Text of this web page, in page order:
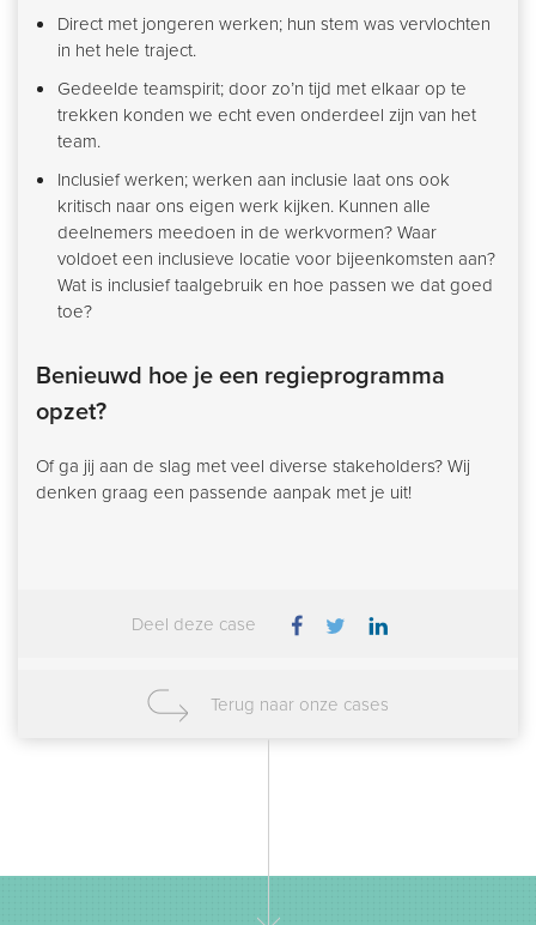
Direct met jongeren werken; hun stem was vervlochten
in het hele traject.
Gedeelde teamspirit; door zo’n tijd met elkaar op te
trekken konden we echt even onderdeel zijn van het
team.
Inclusief werken; werken aan inclusie laat ons ook
kritisch naar ons eigen werk kijken. Kunnen alle
deelnemers meedoen in de werkvormen? Waar
voldoet een inclusieve locatie voor bijeenkomsten aan?
Wat is inclusief taalgebruik en hoe passen we dat goed
toe?
Benieuwd hoe je een regieprogramma
opzet?
Of ga jij aan de slag met veel diverse stakeholders? Wij
denken graag een passende aanpak met je uit!
Deel deze case
Terug naar onze cases